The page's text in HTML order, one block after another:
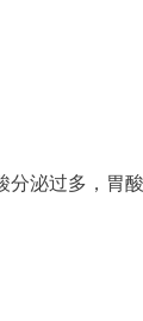
分泌过多，胃